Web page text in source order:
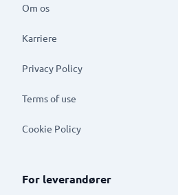
Om os
Karriere
Privacy Policy
Terms of use
Cookie Policy
For leverandører